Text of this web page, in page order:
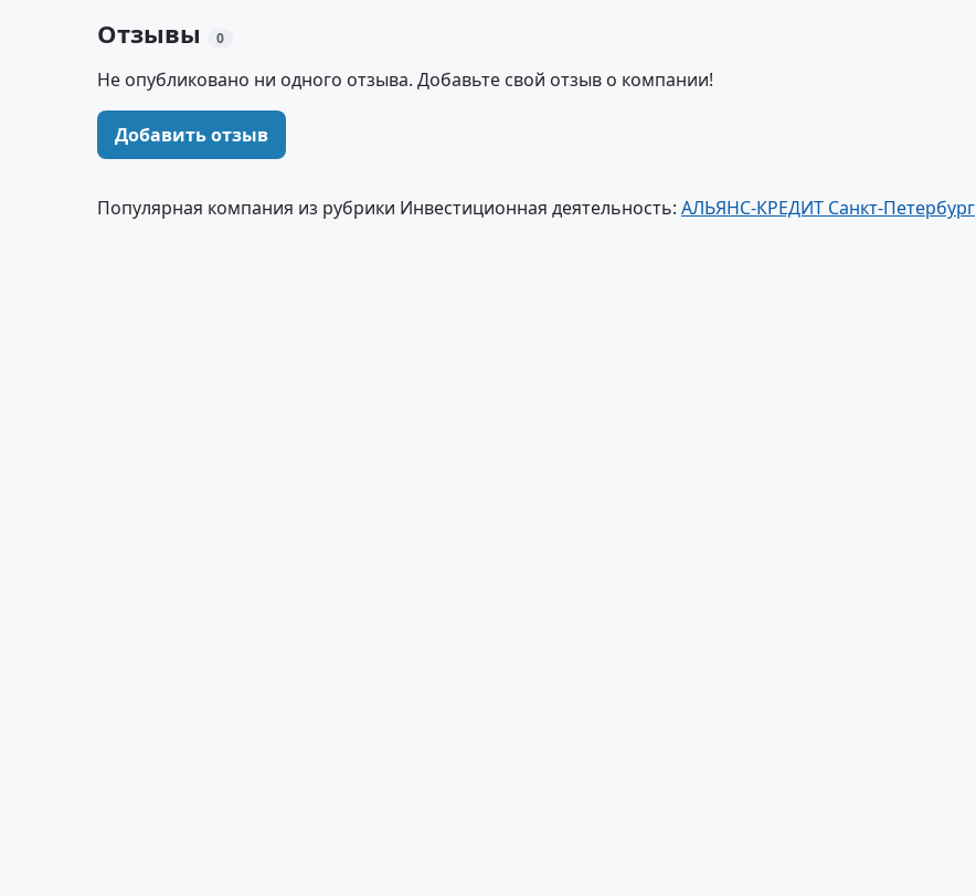
Отзывы 0
Не опубликовано ни одного отзыва. Добавьте свой отзыв о компании!
Добавить отзыв
Популярная компания из рубрики Инвестиционная деятельность: АЛЬЯНС-КРЕДИТ Санкт-Петербург